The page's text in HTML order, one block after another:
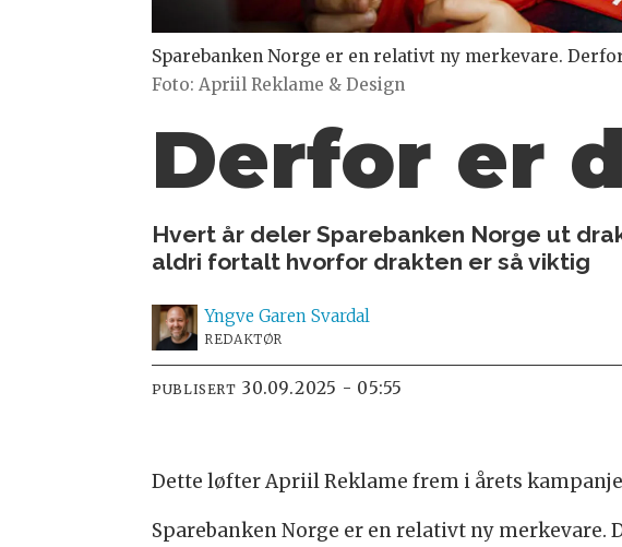
Sparebanken Norge er en relativt ny merkevare.
Foto: Apriil Reklame & Design
Derfor er
Hvert år deler Sparebanken Norge ut
aldri fortalt hvorfor drakten er så viktig
Yngve Garen Svardal
REDAKTØR
PUBLISERT 30.09.2025 - 05:55
Dette løfter Apriil Reklame frem i årets
Sparebanken Norge er en relativt ny